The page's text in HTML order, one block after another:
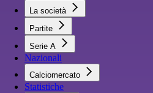
La società
Partite
Serie A
Nazionali
Calciomercato
Statistiche